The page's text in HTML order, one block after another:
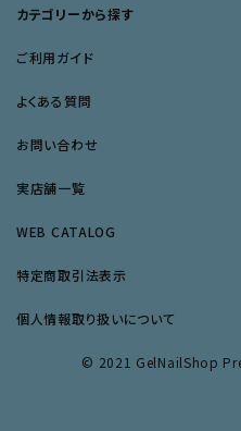
カテゴリーから探す
ご利用ガイド
よくある質問
お問い合わせ
実店舗一覧
WEB CATALOG
特定商取引法表示
個人情報取り扱いについて
© 2021 GelNailShop